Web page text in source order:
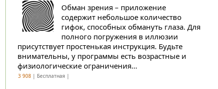
Обман зрения – приложение
содержит небольшое количество
гифок, способных обмануть глаза. Для
полного погружения в иллюзии
присутствует простенькая инструкция. Будьте
внимательны, у программы есть возрастные и
физиологические ограничения...
3 908| Бесплатная |